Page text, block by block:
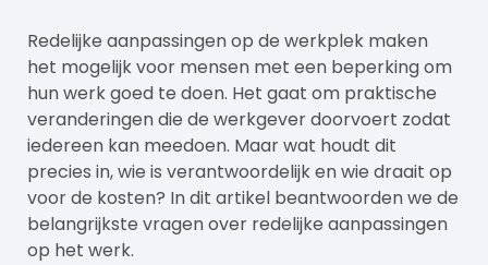
Redelijke aanpassingen op de werkplek maken
het mogelijk voor mensen met een beperking om
hun werk goed te doen. Het gaat om praktische
veranderingen die de werkgever doorvoert zodat
iedereen kan meedoen. Maar wat houdt dit
precies in, wie is verantwoordelijk en wie draait op
voor de kosten? In dit artikel beantwoorden we de
belangrijkste vragen over redelijke aanpassingen
op het werk.